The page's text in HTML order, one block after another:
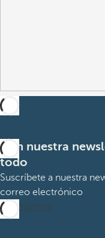
Con nuestra
todo
Suscríbete a nuestra
correo electrónico
Suscribirme